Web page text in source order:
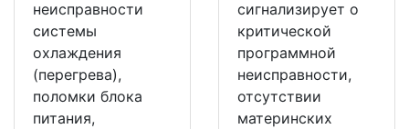
неисправности
системы
охлаждения
(перегрева),
поломки блока
питания,
сигнализирует о
критической
программной
неисправности,
отсутствии
материнских